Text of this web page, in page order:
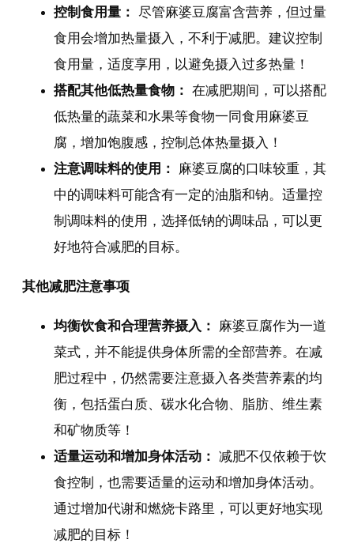
控制食用量：
尽管麻婆豆腐富含营养，但过量
食用会增加热量摄入，不利于减肥。建议控制
食用量，适度享用，以避免摄入过多热量！
搭配其他低热量食物：
在减肥期间，可以搭配
低热量的蔬菜和水果等食物一同食用麻婆豆
腐，增加饱腹感，控制总体热量摄入！
注意调味料的使用：
麻婆豆腐的口味较重，其
中的调味料可能含有一定的油脂和钠。适量控
制调味料的使用，选择低钠的调味品，可以更
好地符合减肥的目标。
其他减肥注意事项
均衡饮食和合理营养摄入：
麻婆豆腐作为一道
菜式，并不能提供身体所需的全部营养。在减
肥过程中，仍然需要注意摄入各类营养素的均
衡，包括蛋白质、碳水化合物、脂肪、维生素
和矿物质等！
适量运动和增加身体活动：
减肥不仅依赖于饮
食控制，也需要适量的运动和增加身体活动。
通过增加代谢和燃烧卡路里，可以更好地实现
减肥的目标！